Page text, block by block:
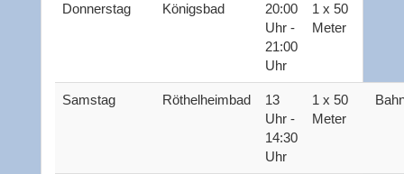
Donnerstag Königsbad
20:00
Uhr -
21:00
Uhr
1 x 50
Meter
Samstag Röthelheimbad
13
Uhr -
14:30
Uhr
1 x 50
Meter